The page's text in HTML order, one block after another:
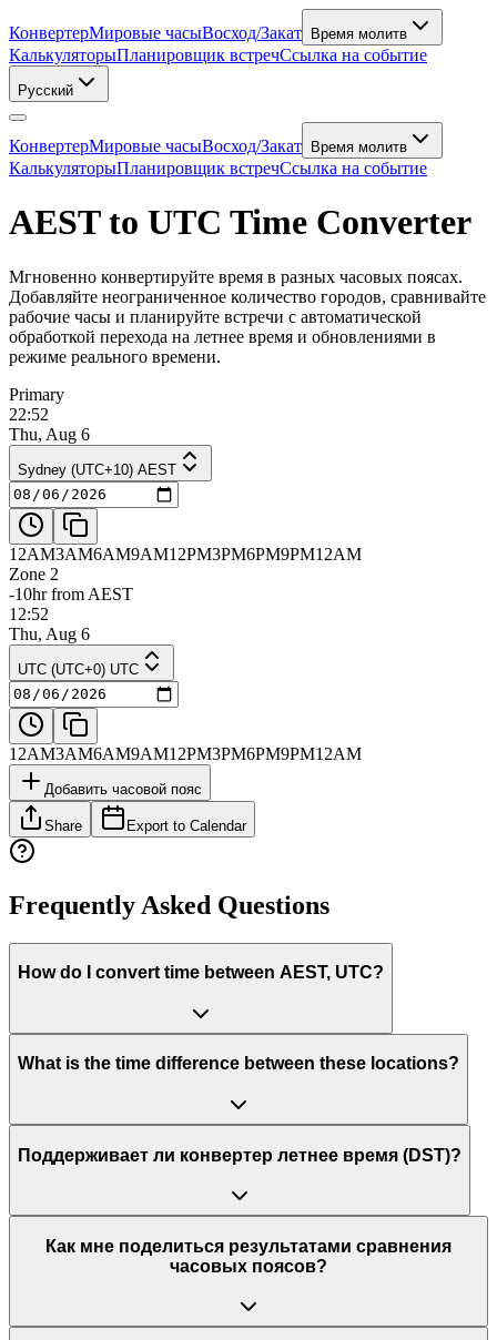
КонвертерМировые часыВосход/Закат Время молитв
КалькуляторыПланировщик встречСсылка на событие
Русский
КонвертерМировые часыВосход/Закат Время молитв
КалькуляторыПланировщик встречСсылка на событие
AEST to UTC Time Converter
Мгновенно конвертируйте время в разных часовых поясах.
Добавляйте неограниченное количество городов, сравнивайте
рабочие часы и планируйте встречи с автоматической
обработкой перехода на летнее время и обновлениями в
режиме реального времени.
Primary
22:52
Thu, Aug 6
Sydney (UTC+10) AEST
12AM3AM6AM9AM12PM3PM6PM9PM12AM
Zone 2
-10hr from AEST
12:52
Thu, Aug 6
UTC (UTC+0) UTC
12AM3AM6AM9AM12PM3PM6PM9PM12AM
Добавить часовой пояс
Share Export to Calendar
Frequently Asked Questions
How do I convert time between AEST, UTC?
What is the time difference between these locations?
Поддерживает ли конвертер летнее время (DST)?
Как мне поделиться результатами сравнения
часовых поясов?